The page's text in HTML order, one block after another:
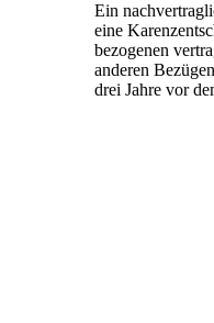
Ein
eine
bezogenen
anderen
drei Jahre vor